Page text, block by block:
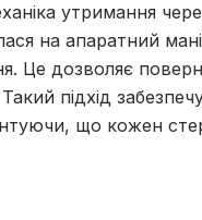
утримання
на апаратний
Це дозволяє
підхід
що кожен